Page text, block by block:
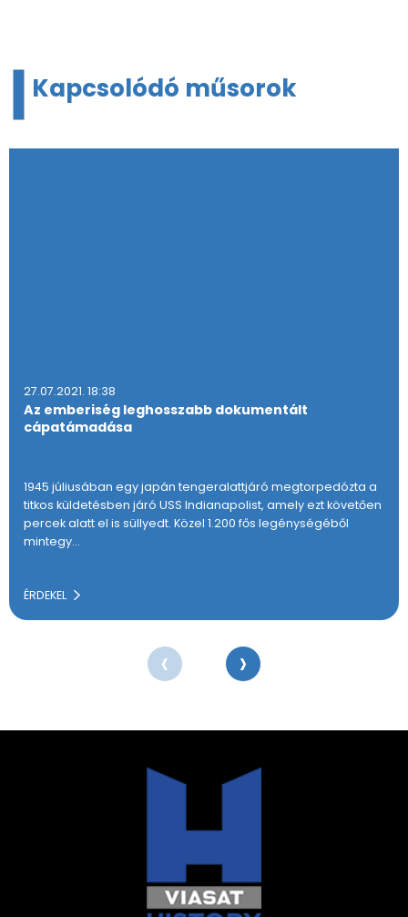
Kapcsolódó műsorok
27.07.2021. 18:38
Az emberiség leghosszabb dokumentált
cápatámadása
1945 júliusában egy japán tengeralattjáró megtorpedózta a
titkos küldetésben járó USS Indianapolist, amely ezt követően
percek alatt el is süllyedt. Közel 1.200 fős legénységéből
mintegy…
ÉRDEKEL
‹ ›